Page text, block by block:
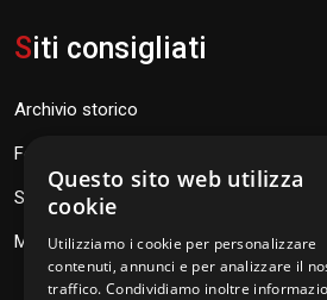
Siti consigliati
Archivio storico
Fondazione Don Orione
SEV Orione 84
Messaggi don Orione
Questo sito web utilizza
cookie
Utilizziamo i cookie per personalizzare
contenuti, annunci e per analizzare il
traffico. Condividiamo inoltre